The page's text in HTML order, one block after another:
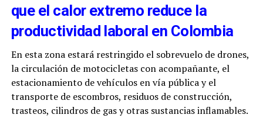
que el calor extremo reduce la
productividad laboral en Colombia
En esta zona estará restringido el sobrevuelo de drones,
la circulación de motocicletas con acompañante, el
estacionamiento de vehículos en vía pública y el
transporte de escombros, residuos de construcción,
trasteos, cilindros de gas y otras sustancias inflamables.